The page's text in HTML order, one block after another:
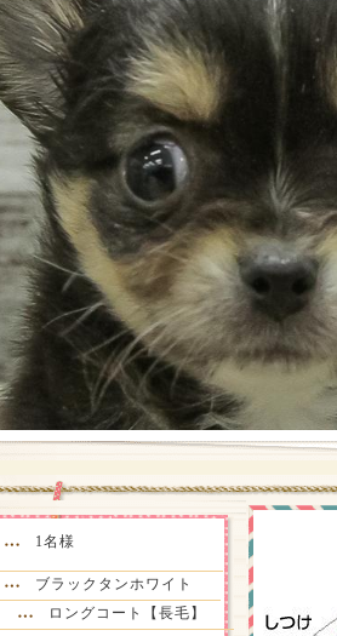
1名様
ブラックタンホワイト
ロングコート【長毛】